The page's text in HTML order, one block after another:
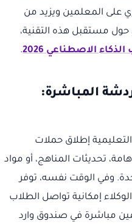
على المعلمين ويزيد من
حول مستقبل هذه التقنية،
الاصطناعي 2026 .
المباشرة:
إطلاق حملات
تحديثات المناهج، أو مواد
وفي الوقت نفسه، توفر
إمكانية تواصل الطلاب
مباشرة في صندوق وارد